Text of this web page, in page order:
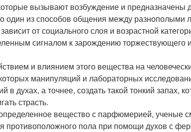
вызывают возбуждение и предназначены
один из способов общения между разнополыми
от социального слоя и возрастной
сигналом к зарождению торжествующего
и влиянием этого вещества на
манипуляций и лабораторных
в духах, а точнее, создать такой тонкий запах,
страсть.
вещество с парфюмерией, ученые
противоположного пола при помощи духов с